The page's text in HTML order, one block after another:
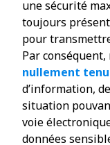
une sécurité
toujours
pour
Par
nullement
d’information,
situation
voie
données